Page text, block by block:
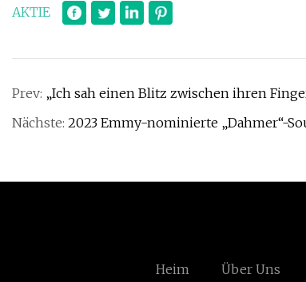
AKTIE
Prev: „Ich sah einen Blitz zwischen ihren
Nächste: 2023 Emmy-nominierte „Dahmer“-
Heim Über Uns